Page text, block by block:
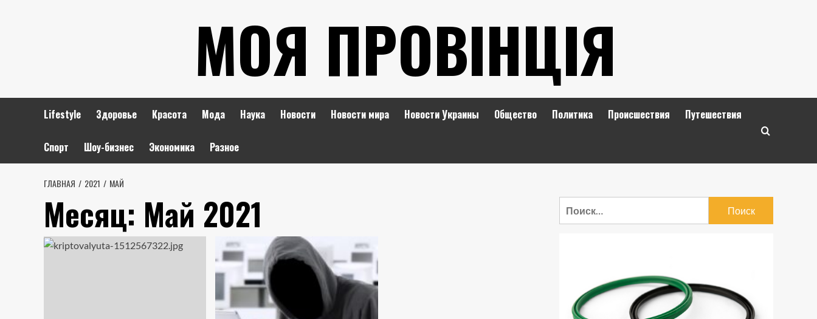
МОЯ ПРОВІНЦІЯ
Lifestyle Здоровье Красота Мода Наука Новости Новости мира Новости Украины Общество Политика Происшествия Путешествия
Спорт Шоу-бизнес Экономика Разное
ГЛАВНАЯ 2021 МАЙ
Месяц: Май 2021